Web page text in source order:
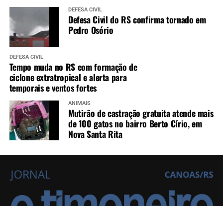
DEFESA CIVIL
Defesa Civil do RS confirma tornado em
Pedro Osório
DEFESA CIVIL
Tempo muda no RS com formação de
ciclone extratropical e alerta para
temporais e ventos fortes
ANIMAIS
Mutirão de castração gratuita atende mais
de 100 gatos no bairro Berto Círio, em
Nova Santa Rita